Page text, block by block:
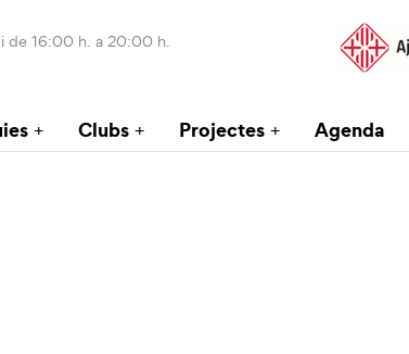
de 16:00 h. a 20:00 h.
Clubs Projectes Agenda